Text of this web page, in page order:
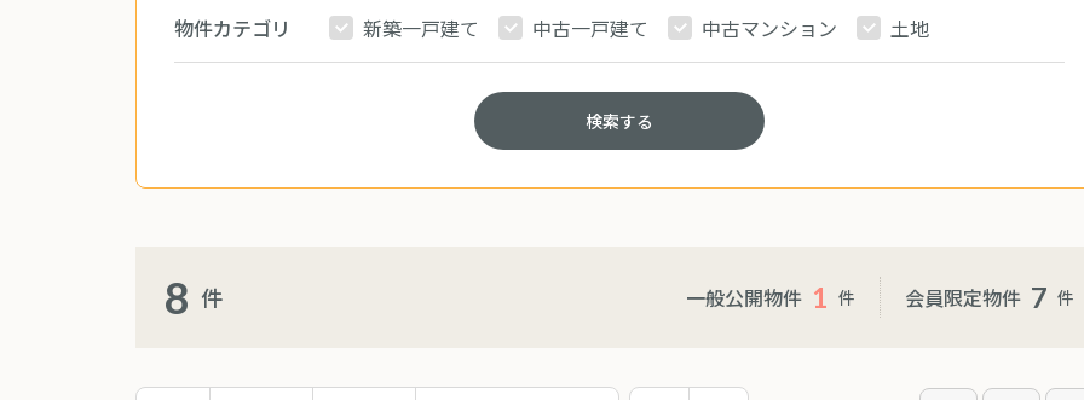
物件カテゴリ 新築一戸建て 中古一戸建て 中古マンション 土地
検索する
8 件 一般公開物件 1 件 会員限定物件 7 件